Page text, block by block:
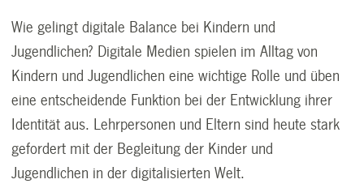
Wie gelingt digitale Balance bei Kindern und
Jugendlichen? Digitale Medien spielen im Alltag von
Kindern und Jugendlichen eine wichtige Rolle und üben
eine entscheidende Funktion bei der Entwicklung ihrer
Identität aus. Lehrpersonen und Eltern sind heute stark
gefordert mit der Begleitung der Kinder und
Jugendlichen in der digitalisierten Welt.